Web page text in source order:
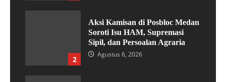
2
Aksi Kamisan di Posbloc Medan
Soroti Isu HAM, Supremasi
Sipil, dan Persoalan Agraria
Agustus 6, 2026